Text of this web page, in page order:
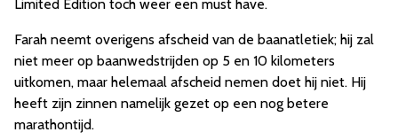
Limited Edition toch weer een must have.
Farah neemt overigens afscheid van de baanatletiek; hij zal
niet meer op baanwedstrijden op 5 en 10 kilometers
uitkomen, maar helemaal afscheid nemen doet hij niet. Hij
heeft zijn zinnen namelijk gezet op een nog betere
marathontijd.